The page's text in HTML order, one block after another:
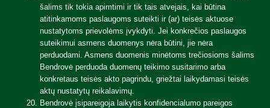
šalims tik tokia apimtimi ir tik tais atvejais, kai būtina
atitinkamoms paslaugoms suteikti ir (ar) teisės aktuose
nustatytoms prievolėms įvykdyti. Jei konkrečios paslaugos
suteikimui asmens duomenys nėra būtini, jie nėra
perduodami. Asmens duomenis minėtoms trečiosioms šalims
Bendrovė perduoda duomenų teikimo susitarimo arba
konkretaus teisės akto pagrindu, griežtai laikydamasi teisės
aktų nustatytų reikalavimų.
Bendrovė įsipareigoja laikytis konfidencialumo pareigos